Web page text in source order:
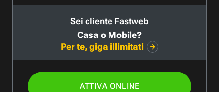
Sei cliente Fastweb
Casa o Mobile?
Per te, giga illimitati
ATTIVA ONLINE